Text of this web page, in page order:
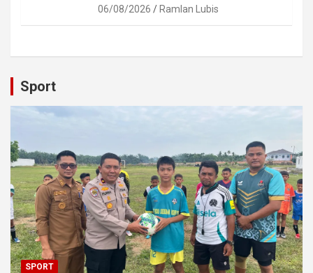
06/08/2026 Ramlan Lubis
Sport
SPORT